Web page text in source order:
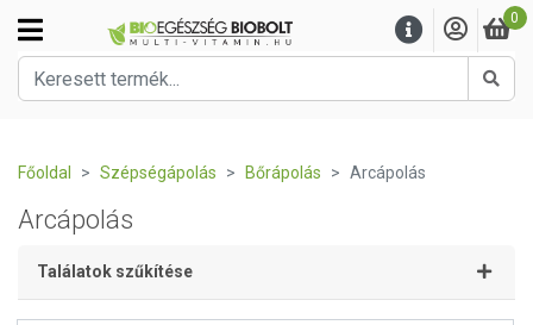
0
Főoldal Szépségápolás Bőrápolás Arcápolás
Arcápolás
Találatok szűkítése